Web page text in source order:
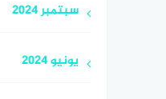
سبتمبر 2024
يونيو 2024